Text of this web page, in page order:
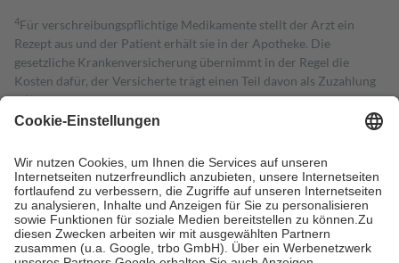
4Für verschreibungspflichtige Medikamente stellt der Arzt ein
Rezept aus und der Patient erhält sie in der Apotheke. Die
gesetzliche Krankenversicherung übernimmt in der Regel die
Kosten dafür, der Versicherte trägt einen Teil davon als Zuzahlung
mit.
Grundsätzlich leisten Mitglieder Zuzahlungen in Höhe von zehn
höchstens zehn Euro.
Es sind jedoch nie mehr als die tatsächlichen
Kosten der Leistung zu entrichten.
Diese Regeln gelten grundsätzlich auch für Online-Apotheken.
Bei Heilmitteln und häuslicher Krankenpflege beträgt die
Zuzahlung zehn Prozent der Kosten sowie zehn Euro je
Verordnung.